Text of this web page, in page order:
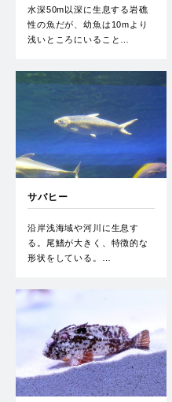
水深50m以深に生息する岩礁
性の魚だが、幼魚は10mより
浅いところにいること…
サバヒー
沿岸浅海域や河川に生息す
る。尾鰭が大きく、特徴的な
形状をしている。…